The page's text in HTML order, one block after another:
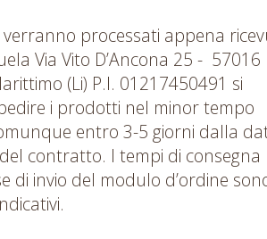
verranno processati appena
Via Vito D’Ancona 25 - 57016
(Li) P.I. 01217450491 si
i prodotti nel minor tempo
entro 3-5 giorni dalla
contratto. I tempi di consegna
di invio del modulo d’ordine